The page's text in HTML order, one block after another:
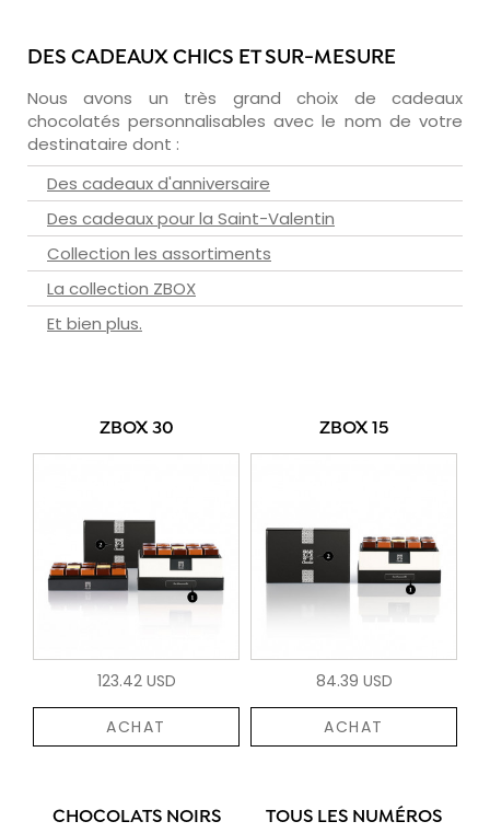
DES CADEAUX CHICS ET SUR-MESURE
Nous avons un très grand choix de cadeaux
chocolatés personnalisables avec le nom de votre
destinataire dont :
Des cadeaux d'anniversaire
Des cadeaux pour la Saint-Valentin
Collection les assortiments
La collection ZBOX
Et bien plus.
ZBOX 30
123.42 USD
ACHAT
ZBOX 15
84.39 USD
ACHAT
CHOCOLATS NOIRS TOUS LES NUMÉROS